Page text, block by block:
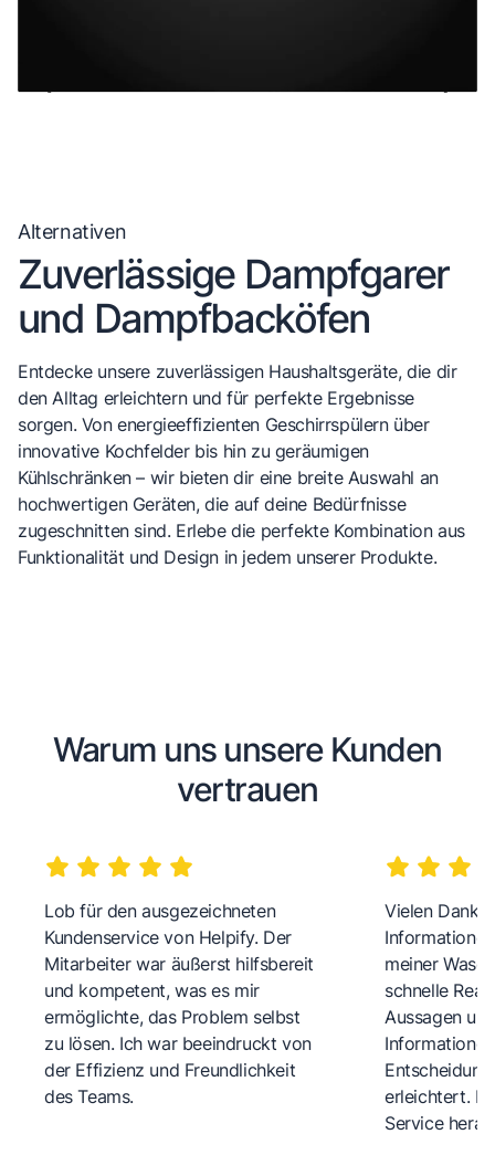
Alternativen
Zuverlässige Dampfgarer
und Dampfbacköfen
Entdecke unsere zuverlässigen Haushaltsgeräte, die dir
den Alltag erleichtern und für perfekte Ergebnisse
sorgen. Von energieeffizienten Geschirrspülern über
innovative Kochfelder bis hin zu geräumigen
Kühlschränken – wir bieten dir eine breite Auswahl an
hochwertigen Geräten, die auf deine Bedürfnisse
zugeschnitten sind. Erlebe die perfekte Kombination aus
Funktionalität und Design in jedem unserer Produkte.
Warum uns unsere Kunden
vertrauen
Lob für den ausgezeichneten
Kundenservice von Helpify. Der
Mitarbeiter war äußerst hilfsbereit
und kompetent, was es mir
ermöglichte, das Problem selbst
zu lösen. Ich war beeindruckt von
der Effizienz und Freundlichkeit
des Teams.
Vielen Dank
meiner
schnelle
Aussagen
erleichtert.
Service